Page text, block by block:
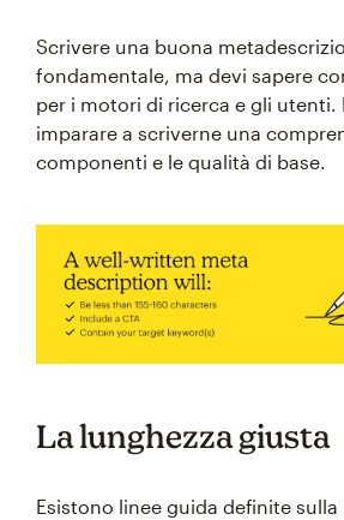
Scrivere una buona
fondamentale, ma devi sapere
per i motori di ricerca e gli utenti.
imparare a scriverne una
componenti e le qualità di base.
La lunghezza giusta
Esistono linee guida definite